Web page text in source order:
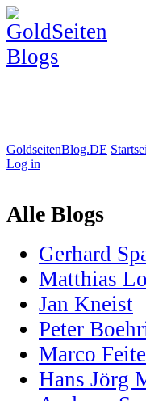
GoldseitenBlog.DE
Log in
Alle Blogs
Gerhard
Matthias
Jan Kneist
Peter
Marco
Hans Jörg